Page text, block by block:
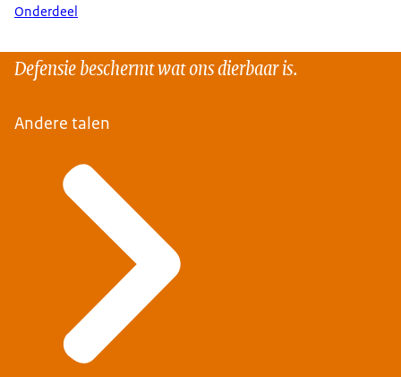
Onderdeel
Defensie beschermt wat ons dierbaar is.
Andere talen